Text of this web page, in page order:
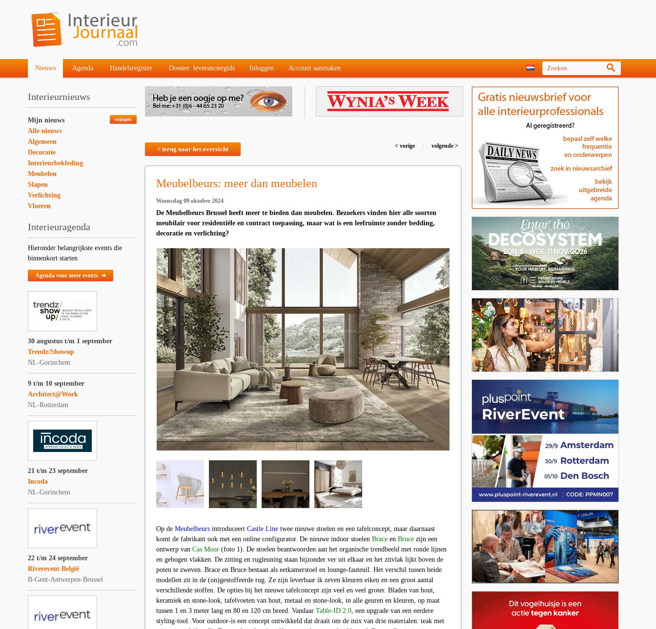
Nieuws Agenda Handelsregister Dossier: leveranciergids Inloggen Account aanmaken
Interieurnieuws
wijzigen
Mijn nieuws
Alle nieuws
Algemeen
Decoratie
Interieurbekleding
Meubelen
Slapen
Verlichting
Vloeren
Interieuragenda
Hieronder belangrijkste events die
binnenkort starten
Agenda voor meer events ➔
30 augustus t/m 1 september
Trendz/Showup
NL-Gorinchem
9 t/m 10 september
Architect@Work
NL-Rotterdam
21 t/m 23 september
Incoda
NL-Gorinchem
22 t/m 24 september
Riverevent België
B-Gent-Antwerpen-Brussel
< terug naar het overzicht < vorige volgende >
Meubelbeurs: meer dan meubelen
Woensdag 09 oktober 2024
De Meubelbeurs Brussel heeft meer te bieden dan meubelen. Bezoekers vinden hier alle soorten
meubilair voor residentiële en contract toepassing, maar wat is een leefruimte zonder bedding,
decoratie en verlichting?
Op de Meubelbeurs introduceert Castle Line twee nieuwe stoelen en een tafelconcept, maar daarnaast
komt de fabrikant ook met een online configurator. De nieuwe indoor stoelen Brace en Bruce zijn een
ontwerp van Cas Moor (foto 1). De stoelen beantwoorden aan het organische trendbeeld met ronde lijnen
en gebogen vlakken. De zitting en rugleuning staan bijzonder ver uit elkaar en het zitvlak lijkt boven de
poten te zweven. Brace en Bruce bestaan als eetkamerstoel en lounge-fauteuil. Het verschil tussen beide
modellen zit in de (on)gestoffeerde rug. Ze zijn leverbaar ik zeven kleuren eiken en een groot aantal
verschillende stoffen. De opties bij het nieuwe tafelconcept zijn veel en veel groter. Bladen van hout,
keramiek en stone-look, tafelvoeten van hout, metaal en stone-look, in alle geuren en kleuren, op maat
tussen 1 en 3 meter lang en 80 en 120 cm breed. Vandaar Table-ID 2.0, een upgrade van een eerdere
styling-tool. Voor outdoor-is een concept ontwikkeld dat draait om de mix van drie materialen: teak met